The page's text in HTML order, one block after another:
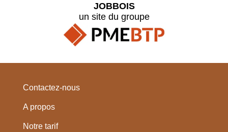
JOBBOIS
un site du groupe
Contactez-nous
A propos
Notre tarif